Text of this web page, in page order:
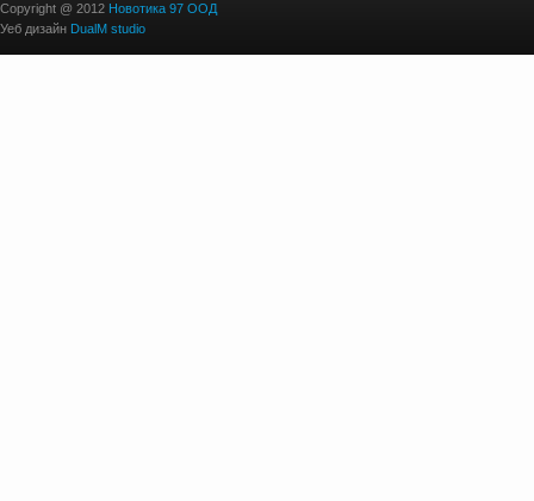
Copyright @ 2012 Новотика 97 ООД
Уеб дизайн DualM studio